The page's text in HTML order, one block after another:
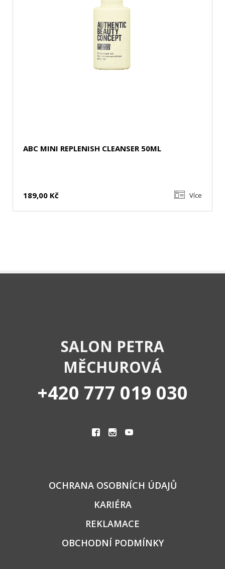
ABC MINI REPLENISH CLEANSER 50ML
189,00 Kč Více
SALON PETRA
MĚCHUROVÁ
+420 777 019 030
OCHRANA OSOBNÍCH ÚDAJŮ
KARIÉRA
REKLAMACE
OBCHODNÍ PODMÍNKY